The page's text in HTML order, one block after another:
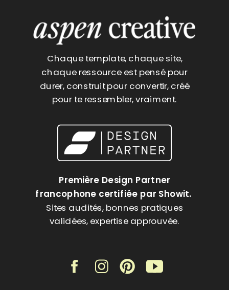
Première Design Partner
francophone certifiée par Showit.
Sites audités, bonnes pratiques
validées, expertise approuvée.
Chaque template, chaque site,
chaque ressource est pensé pour
durer, construit pour convertir, créé
pour te ressembler, vraiment.